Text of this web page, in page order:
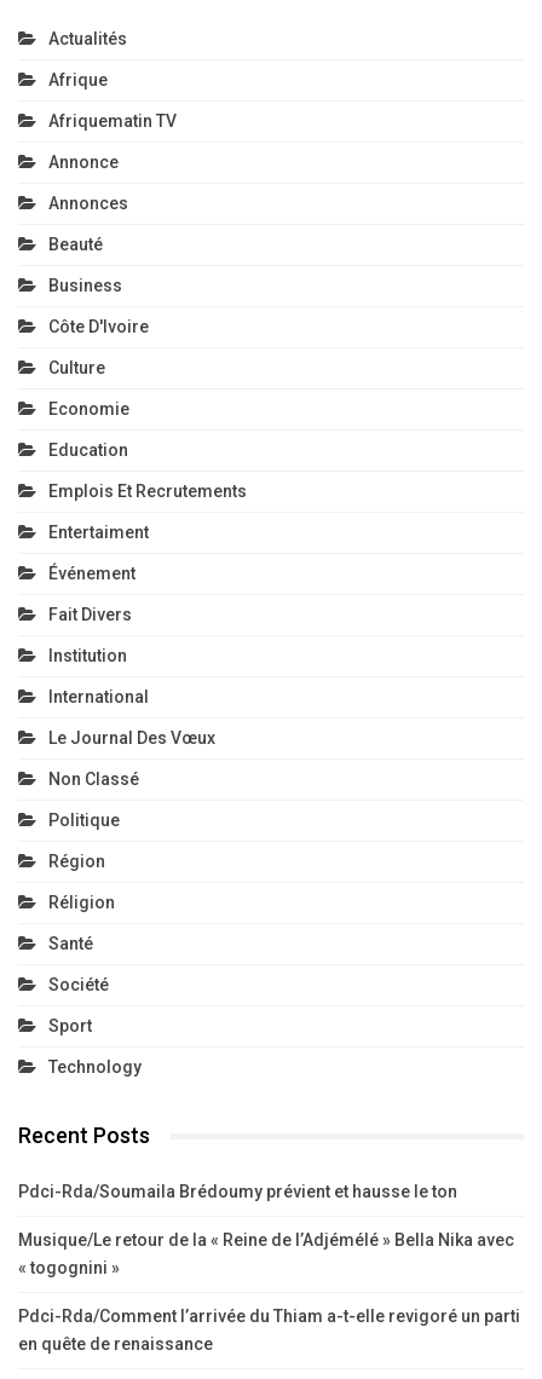
Actualités
Afrique
Afriquematin TV
Annonce
Annonces
Beauté
Business
Côte D'Ivoire
Culture
Economie
Education
Emplois Et Recrutements
Entertaiment
Événement
Fait Divers
Institution
International
Le Journal Des Vœux
Non Classé
Politique
Région
Réligion
Santé
Société
Sport
Technology
Recent Posts
Pdci-Rda/Soumaila Brédoumy prévient et hausse le ton
Musique/Le retour de la « Reine de l’Adjémélé » Bella Nika avec
« togognini »
Pdci-Rda/Comment l’arrivée du Thiam a-t-elle revigoré un parti
en quête de renaissance